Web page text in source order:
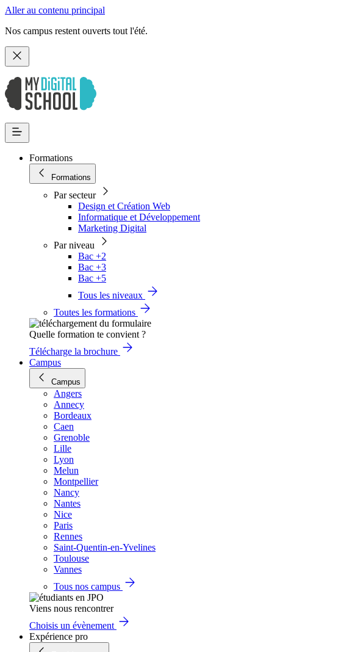
Aller au contenu principal
Nos campus restent ouverts tout l'été.
Formations
Formations
Par secteur
Design et Création Web
Informatique et Développement
Marketing Digital
Par niveau
Bac +2
Bac +3
Bac +5
Tous les niveaux
Toutes les formations
Quelle formation te convient ?
Télécharge la brochure
Campus
Campus
Angers
Annecy
Bordeaux
Caen
Grenoble
Lille
Lyon
Melun
Montpellier
Nancy
Nantes
Nice
Paris
Rennes
Saint-Quentin-en-Yvelines
Toulouse
Vannes
Tous nos campus
Viens nous rencontrer
Choisis un évènement
Expérience pro